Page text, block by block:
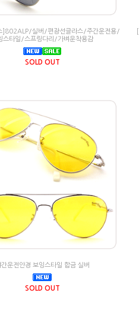
]802ALP/실버/편광선글라스/주간운전용/
스타일/스프링다리/가벼운착용감
SOLD OUT
간운전안경 보잉스타일 합금 실버
SOLD OUT